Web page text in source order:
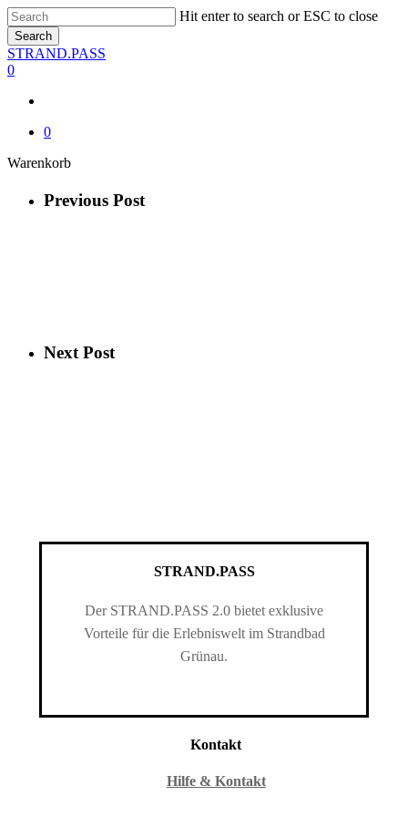
Skip
to
main
content
Hit enter to search or ESC to close
Search
Close
Search
STRAND.PASS
0
0
WarenkorbClose
Previous Post
Next Post
STRAND.PASS
Der STRAND.PASS 2.0 bietet exklusive
Vorteile für die Erlebniswelt im Strandbad
Grünau.
Kontakt
Hilfe & Kontakt